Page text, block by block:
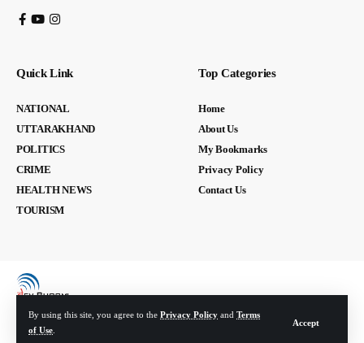
By using this site, you agree to the Privacy Policy and Terms
of Use
Accept
Quick Link
NATIONAL
UTTARAKHAND
POLITICS
CRIME
HEALTH NEWS
TOURISM
Top Categories
Home
About Us
My Bookmarks
Privacy Policy
Contact Us
© Devbhoomi Media. All Rights Reserved. | Developed By: